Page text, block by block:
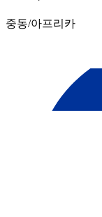
중동/아프리카​​